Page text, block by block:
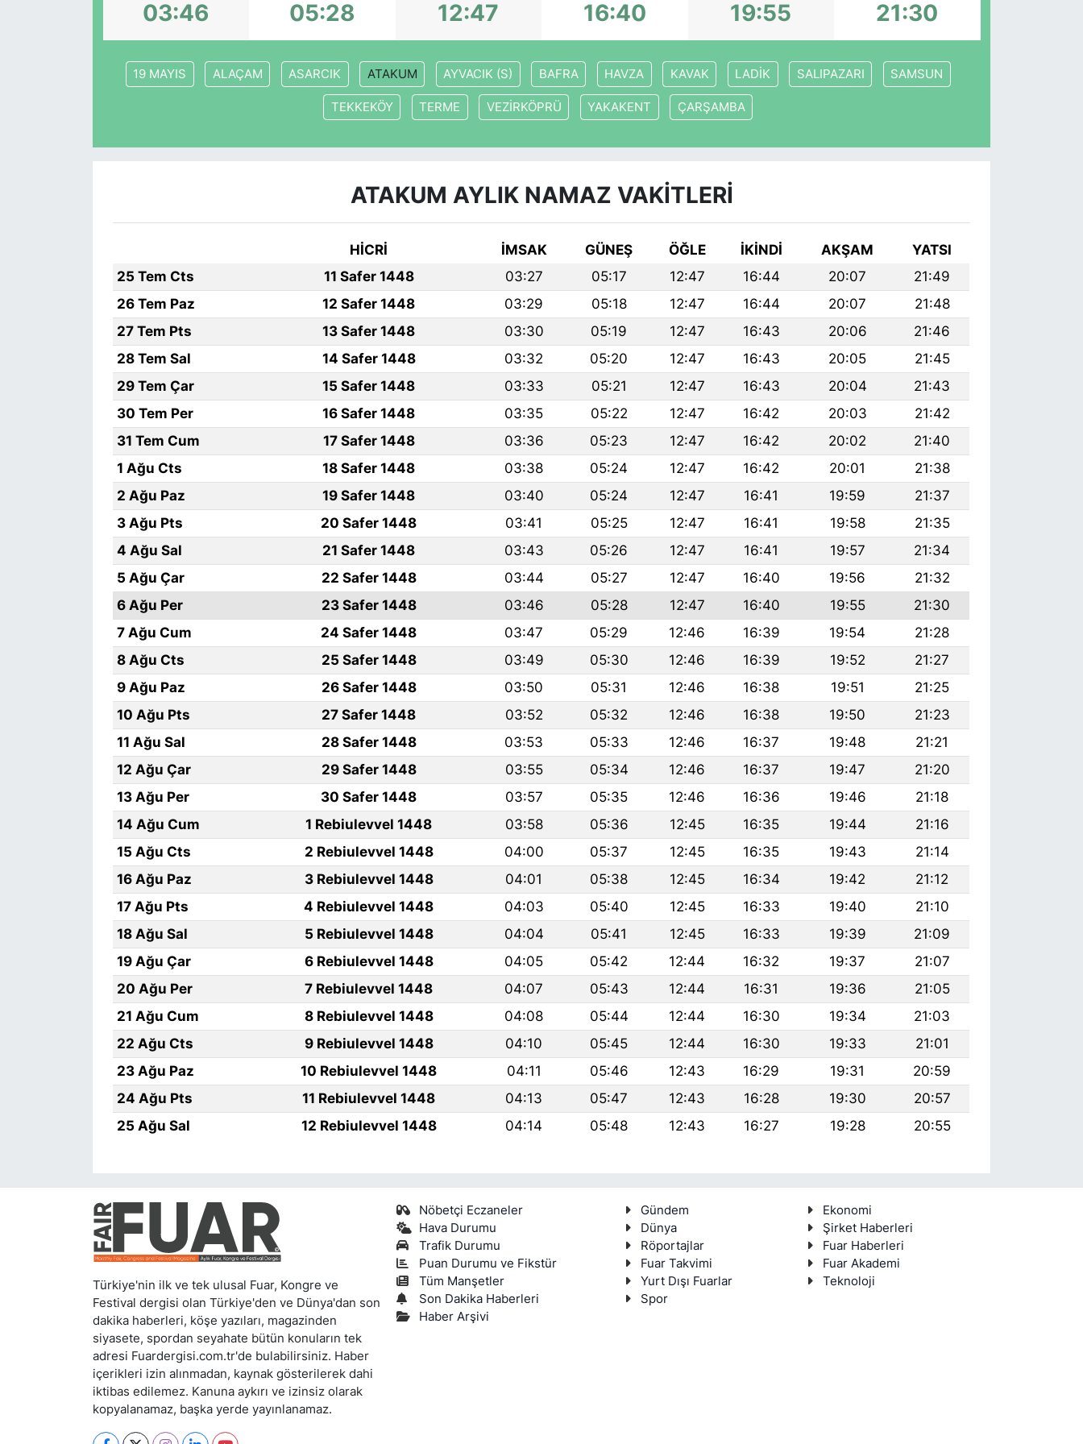
03:46 05:28 12:47 16:40 19:55 21:30
19 MAYIS ALAÇAM ASARCIK ATAKUM AYVACIK (S) BAFRA HAVZA KAVAK LADİK SALIPAZARI SAMSUN
TEKKEKÖY TERME VEZİRKÖPRÜ YAKAKENT ÇARŞAMBA
ATAKUM AYLIK NAMAZ VAKITLERI
HİCRİ İMSAK GÜNEŞ ÖĞLE İKINDI AKŞAM
YATSI
25 Tem Cts
11 Safer 1448 03:27 05:17 12:47 16:44 20:07
21:49
26 Tem Paz
12 Safer 1448 03:29 05:18 12:47 16:44 20:07
21:48
27 Tem Pts
13 Safer 1448 03:30 05:19 12:47 16:43 20:06
21:46
28 Tem Sal
14 Safer 1448 03:32 05:20 12:47 16:43 20:05
21:45
29 Tem Çar
15 Safer 1448 03:33 05:21 12:47 16:43 20:04
21:43
30 Tem Per
16 Safer 1448 03:35 05:22 12:47 16:42 20:03
21:42
31 Tem Cum
17 Safer 1448 03:36 05:23 12:47 16:42 20:02
21:40
1 Ağu Cts
18 Safer 1448 03:38 05:24 12:47 16:42 20:01
21:38
2 Ağu Paz
19 Safer 1448 03:40 05:24 12:47 16:41 19:59
21:37
3 Ağu Pts
20 Safer 1448 03:41 05:25 12:47 16:41 19:58
21:35
4 Ağu Sal
21 Safer 1448 03:43 05:26 12:47 16:41 19:57
21:34
5 Ağu Çar
22 Safer 1448 03:44 05:27 12:47 16:40 19:56
21:32
6 Ağu Per
23 Safer 1448 03:46 05:28 12:47 16:40 19:55
21:30
7 Ağu Cum
24 Safer 1448 03:47 05:29 12:46 16:39 19:54
21:28
8 Ağu Cts
25 Safer 1448 03:49 05:30 12:46 16:39 19:52
21:27
9 Ağu Paz
26 Safer 1448 03:50 05:31 12:46 16:38 19:51
21:25
10 Ağu Pts
27 Safer 1448 03:52 05:32 12:46 16:38 19:50
21:23
11 Ağu Sal
28 Safer 1448 03:53 05:33 12:46 16:37 19:48
21:21
12 Ağu Çar
29 Safer 1448 03:55 05:34 12:46 16:37 19:47
21:20
13 Ağu Per
30 Safer 1448 03:57 05:35 12:46 16:36 19:46
21:18
14 Ağu Cum
1 Rebiulevvel 1448 03:58 05:36 12:45 16:35 19:44
21:16
15 Ağu Cts
2 Rebiulevvel 1448 04:00 05:37 12:45 16:35 19:43
21:14
16 Ağu Paz
3 Rebiulevvel 1448 04:01 05:38 12:45 16:34 19:42
21:12
17 Ağu Pts
4 Rebiulevvel 1448 04:03 05:40 12:45 16:33 19:40
21:10
18 Ağu Sal
5 Rebiulevvel 1448 04:04 05:41 12:45 16:33 19:39
21:09
19 Ağu Çar
6 Rebiulevvel 1448 04:05 05:42 12:44 16:32 19:37
21:07
20 Ağu Per
7 Rebiulevvel 1448 04:07 05:43 12:44 16:31 19:36
21:05
21 Ağu Cum
8 Rebiulevvel 1448 04:08 05:44 12:44 16:30 19:34
21:03
22 Ağu Cts
9 Rebiulevvel 1448 04:10 05:45 12:44 16:30 19:33
21:01
23 Ağu Paz
10 Rebiulevvel 1448 04:11 05:46 12:43 16:29 19:31
20:59
24 Ağu Pts
11 Rebiulevvel 1448 04:13 05:47 12:43 16:28 19:30
20:57
25 Ağu Sal
12 Rebiulevvel 1448 04:14 05:48 12:43 16:27 19:28 20:55
Türkiye'nin ilk ve tek ulusal Fuar, Kongre ve
Festival dergisi olan Türkiye'den ve Dünya'dan son
dakika haberleri, köşe yazıları, magazinden
siyasete, spordan seyahate bütün konuların tek
adresi Fuardergisi.com.tr'de bulabilirsiniz. Haber
içerikleri izin alınmadan, kaynak gösterilerek dahi
iktibas edilemez. Kanuna aykırı ve izinsiz olarak
kopyalanamaz, başka yerde yayınlanamaz.
Nöbetçi Eczaneler
Hava Durumu
Trafik Durumu
Puan Durumu ve Fikstür
Tüm Manşetler
Son Dakika Haberleri
Haber Arşivi
Gündem
Ekonomi
Dünya
Şirket Haberleri
Röportajlar
Fuar Haberleri
Fuar Takvimi
Fuar Akademi
Yurt Dışı Fuarlar
Teknoloji
Spor
KONGRE HABERLERİ
KONGRE TAKVİMİ